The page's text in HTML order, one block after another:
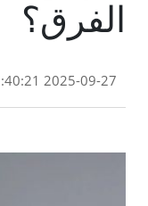
الفرق؟
2025-09-27 17:40:21